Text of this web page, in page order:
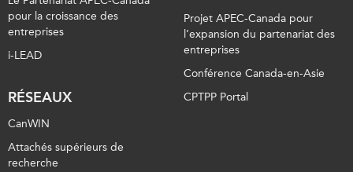
pour la croissance des
entreprises
i-LEAD
RÉSEAUX
CanWIN
Attachés supérieurs de
recherche
Projet APEC-Canada pour
l’expansion du partenariat des
entreprises
Conférence Canada-en-Asie
CPTPP Portal